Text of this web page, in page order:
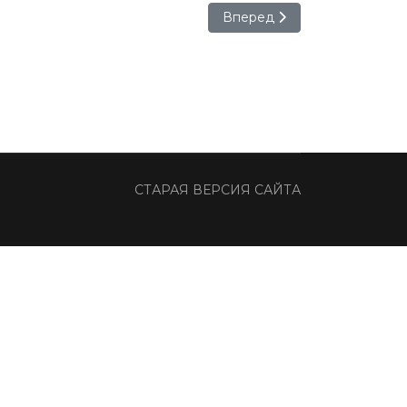
Следующий: Гала-концерт
Вперед
СТАРАЯ ВЕРСИЯ САЙТА